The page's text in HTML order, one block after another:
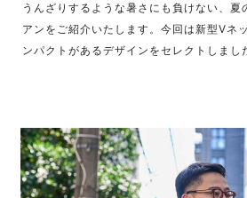
うんざりするような暑さにも負けない、夏
アンをご紹介いたします。今回は新型Vネ
ンパクトがあるデザインをセレクトしまし